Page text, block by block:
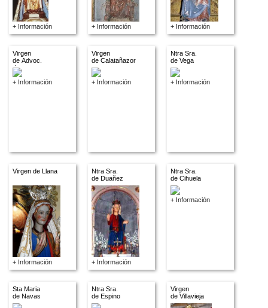
+ Información + Información + Información
Virgen
de Advoc.
descon.
+ Información
Virgen
de Calatañazor
+ Información
Ntra Sra.
de Vega
+ Información
Virgen de Llana
+ Información
Ntra Sra.
de Duañez
+ Información
Ntra Sra.
de Cihuela
+ Información
Sta Maria
de Navas
Ntra Sra.
de Espino
Virgen
de Villavieja